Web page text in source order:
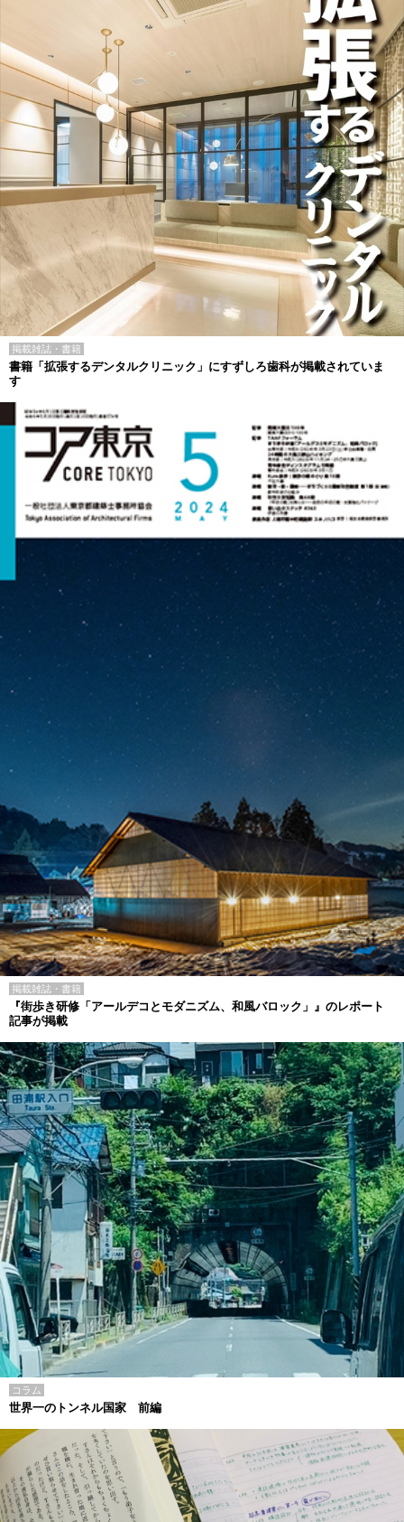
掲載雑誌・書籍
書籍「拡張するデンタルクリニック」にすずしろ歯科が掲載されていま
す
掲載雑誌・書籍
『街歩き研修「アールデコとモダニズム、和風バロック」』のレポート
記事が掲載
コラム
世界一のトンネル国家 前編